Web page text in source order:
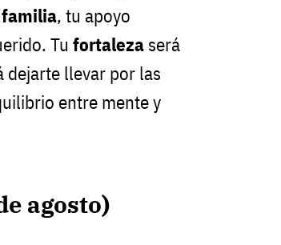
familia, tu apoyo
Tu fortaleza será
dejarte llevar por las
entre mente y
agosto)